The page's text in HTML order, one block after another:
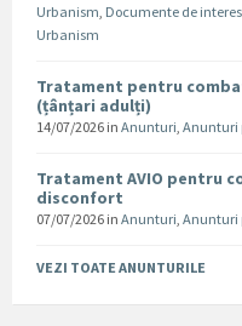
Urbanism, Documente de
Urbanism
Tratament pentru
(țânțari adulți)
14/07/2026 in Anunturi, Anunturi
Tratament AVIO pentru
disconfort
07/07/2026 in Anunturi, Anunturi
VEZI TOATE ANUNTURILE